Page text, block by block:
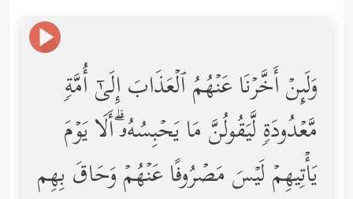
وَلَىِٕنۡ أَخَّرۡنَا عَنۡهُمُ ٱلۡعَذَابَ إِلَىٰۤ أُمَّةࣲ
مَّعۡدُودَةࣲ لَّیَقُولُنَّ مَا یَحۡبِسُهُۥۤۗ أَلَا یَوۡمَ
یَأۡتِیهِمۡ لَیۡسَ مَصۡرُوفًا عَنۡهُمۡ وَحَاقَ بِهِم